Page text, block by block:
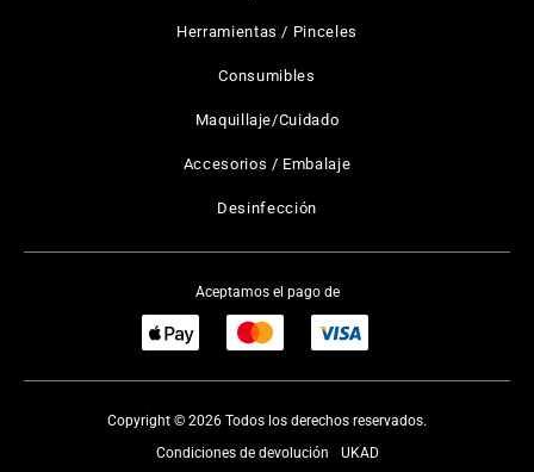
Herramientas / Pinceles
Consumibles
Maquillaje/Cuidado
Accesorios / Embalaje
Desinfección
Aceptamos el pago de
Copyright © 2026 Todos los derechos reservados.
UKAD
Condiciones de devolución